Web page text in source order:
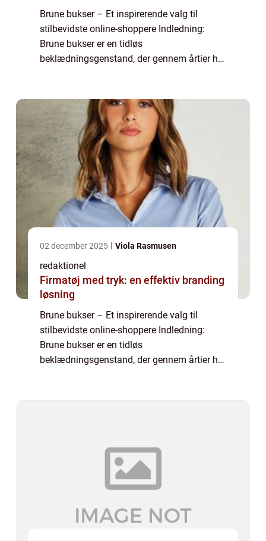
Brune bukser – Et inspirerende valg til
stilbevidste online-shoppere Indledning:
Brune bukser er en tidløs
beklædningsgenstand, der gennem årtier har
buksers...
02 december 2025 Viola Rasmusen
redaktionel
Firmatøj med tryk: en effektiv branding
løsning
Brune bukser – Et inspirerende valg til
stilbevidste online-shoppere Indledning:
Brune bukser er en tidløs
beklædningsgenstand, der gennem årtier har